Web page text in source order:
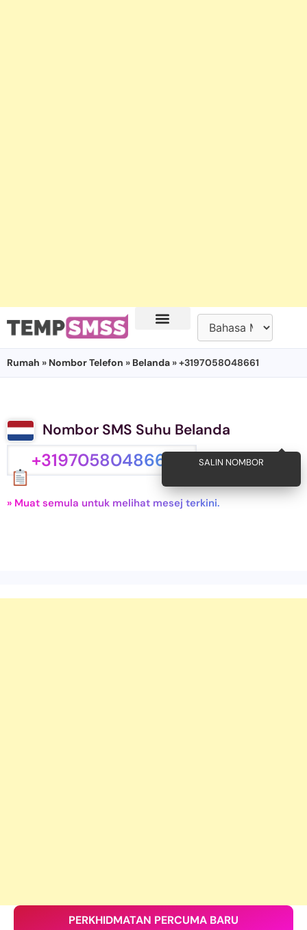
Rumah » Nombor Telefon » Belanda » +3197058048661
Nombor SMS Suhu Belanda
+3197058048661 SALIN NOMBOR
» Muat semula untuk melihat mesej terkini.
PERKHIDMATAN PERCUMA BARU